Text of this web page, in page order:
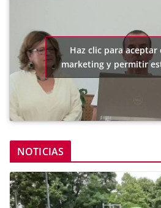
Haz clic para aceptar
marketing y permitir
NOTICIAS